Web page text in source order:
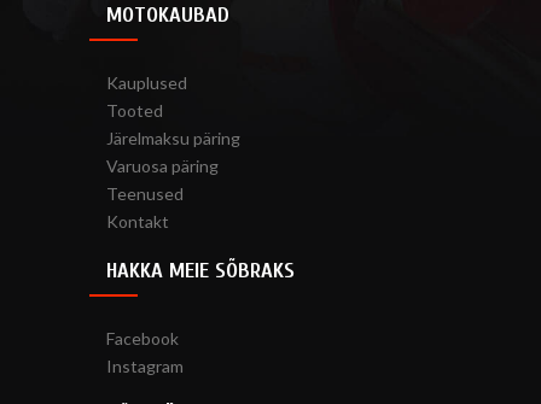
MOTOKAUBAD
Kauplused
Tooted
Järelmaksu päring
Varuosa päring
Teenused
Kontakt
HAKKA MEIE SÕBRAKS
Facebook
Instagram